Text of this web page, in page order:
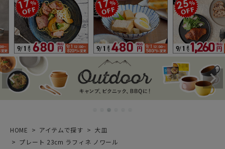
HOME アイテムで探す
大皿
プレート 23cm ラフィネ ノワール